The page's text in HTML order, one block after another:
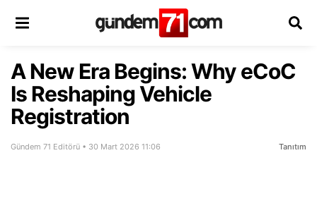
A New Era Begins: Why eCoC
Is Reshaping Vehicle
Registration
Gündem 71 Editörü • 30 Mart 2026 11:06 Tanıtım